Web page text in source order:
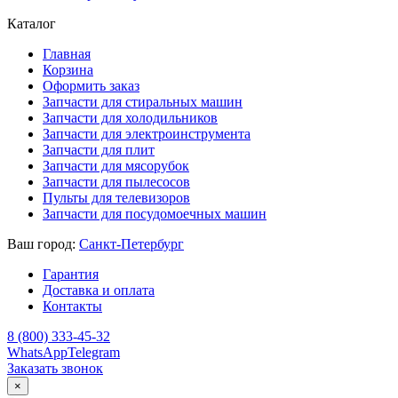
Каталог
Главная
Корзина
Оформить заказ
Запчасти для стиральных машин
Запчасти для холодильников
Запчасти для электроинструмента
Запчасти для плит
Запчасти для мясорубок
Запчасти для пылесосов
Пульты для телевизоров
Запчасти для посудомоечных машин
Ваш город: Санкт-Петербург
Гарантия
Доставка и оплата
Контакты
8 (800) 333-45-32
WhatsAppTelegram
Заказать звонок
×